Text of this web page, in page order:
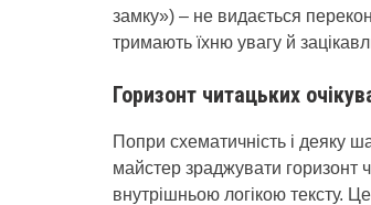
замку») – не видається
тримають їхню увагу й
Горизонт читацьких
Попри схематичність і деяку
майстер зраджувати горизонт
внутрішньою логікою тексту.